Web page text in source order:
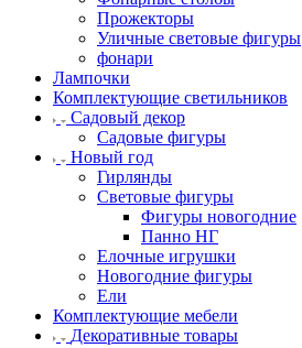
Прожекторы
Уличные световые фигуры
фонари
Лампочки
Комплектующие светильников
Садовый декор
Садовые фигуры
Новый год
Гирлянды
Световые фигуры
Фигуры новогодние
Панно НГ
Елочные игрушки
Новогодние фигуры
Ели
Комплектующие мебели
Декоративные товары